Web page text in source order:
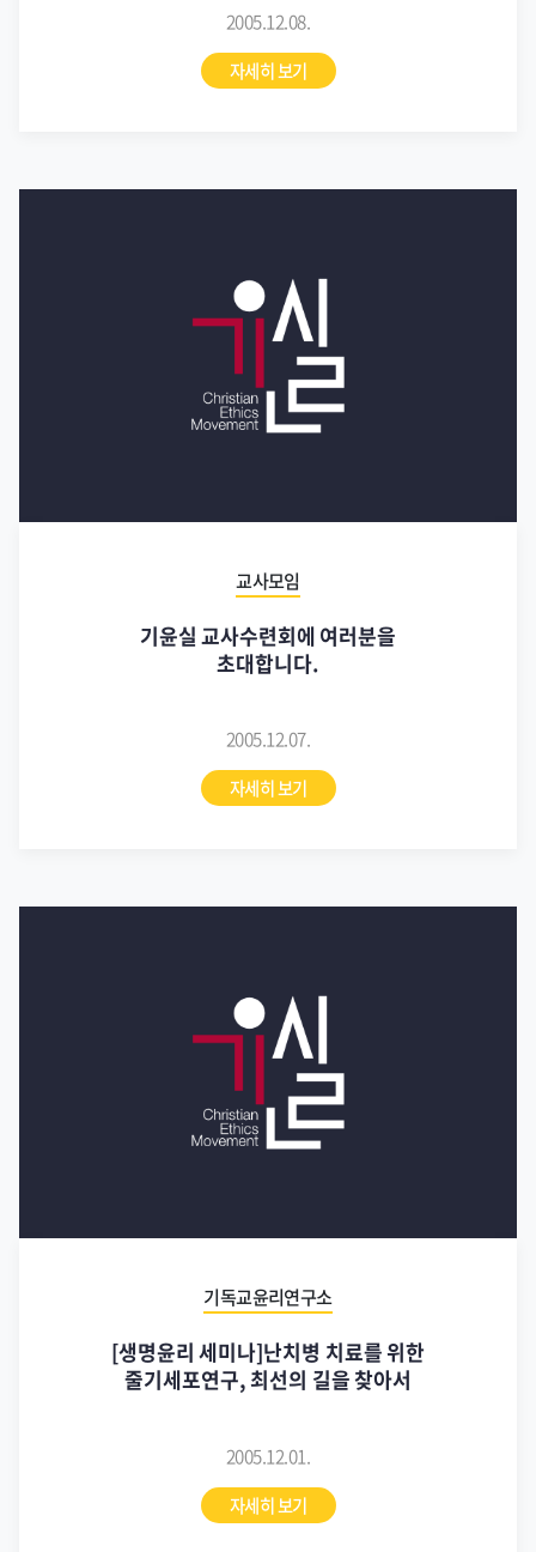
2005.12.08.
자세히 보기
교사모임
기윤실 교사수련회에 여러분을
초대합니다.
2005.12.07.
자세히 보기
기독교윤리연구소
[생명윤리 세미나]난치병 치료를 위한
줄기세포연구, 최선의 길을 찾아서
2005.12.01.
자세히 보기